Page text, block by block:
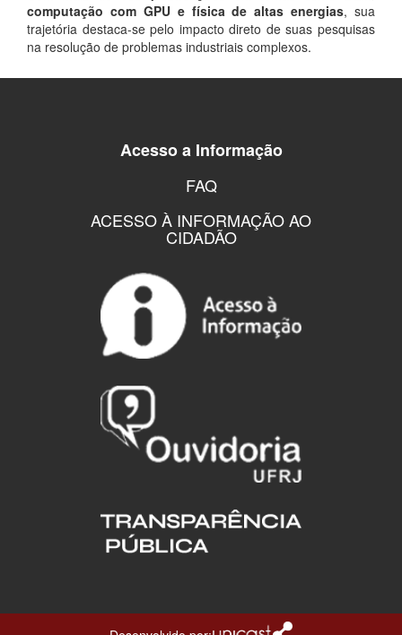
computação com GPU e física de altas energias, sua
trajetória destaca-se pelo impacto direto de suas pesquisas
na resolução de problemas industriais complexos.
Acesso a Informação
FAQ
ACESSO À INFORMAÇÃO AO
CIDADÃO